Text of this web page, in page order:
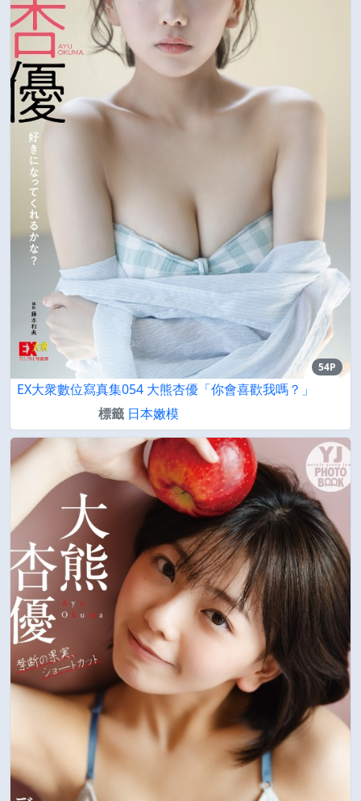
54P
EX大衆數位寫真集054 大熊杏優「你會喜歡我嗎？」
標籤 日本嫩模